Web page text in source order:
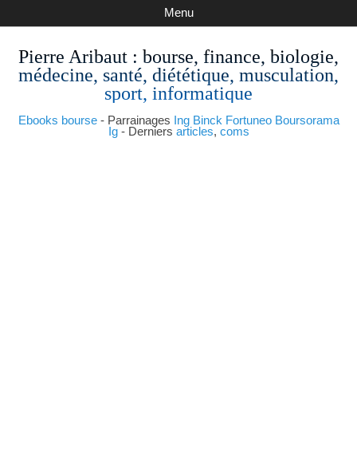
Pierre Aribaut : bourse, finance, biologie,
médecine, santé, diététique, musculation,
sport, informatique
Ebooks bourse- Parrainages Ing Binck Fortuneo Boursorama
Ig- Derniers articles, coms
Menu